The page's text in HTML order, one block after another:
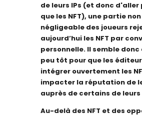
de leurs IPs (et donc d'aller
que les NFT), une partie non
négligeable des joueurs
aujourd’hui les NFT par
personnelle. Il semble donc
peu tôt pour que les
intégrer ouvertement les
impacter la réputation de
auprès de certains de
Au-delà des NFT et des